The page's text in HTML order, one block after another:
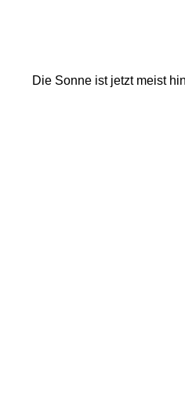
Die Sonne ist jetzt meist